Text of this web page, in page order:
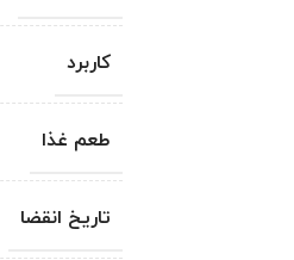
کاربرد
طعم غذا
تاریخ انقضا